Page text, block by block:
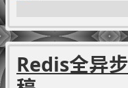
Redis全异